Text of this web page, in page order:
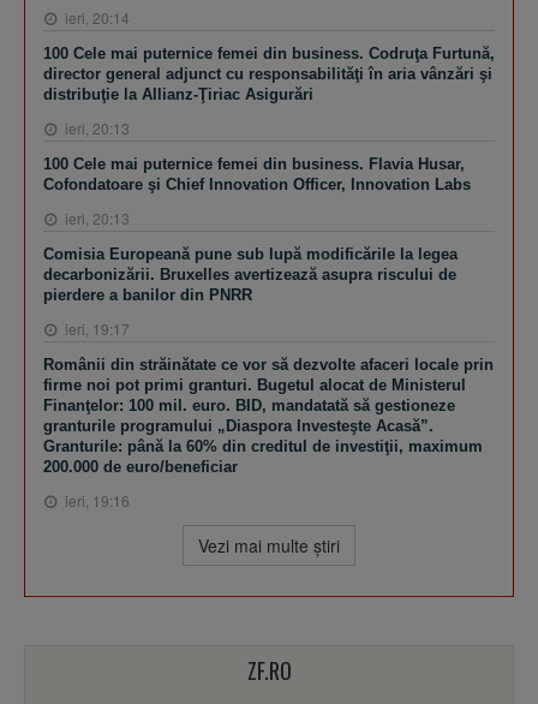
ieri, 20:14
100 Cele mai puternice femei din business. Codruţa Furtună,
director general adjunct cu responsabilităţi în aria vânzări şi
distribuţie la Allianz-Ţiriac Asigurări
ieri, 20:13
100 Cele mai puternice femei din business. Flavia Husar,
Cofondatoare şi Chief Innovation Officer, Innovation Labs
ieri, 20:13
Comisia Europeană pune sub lupă modificările la legea
decarbonizării. Bruxelles avertizează asupra riscului de
pierdere a banilor din PNRR
ieri, 19:17
Românii din străinătate ce vor să dezvolte afaceri locale prin
firme noi pot primi granturi. Bugetul alocat de Ministerul
Finanţelor: 100 mil. euro. BID, mandatată să gestioneze
granturile programului „Diaspora Investeşte Acasă”.
Granturile: până la 60% din creditul de investiţii, maximum
200.000 de euro/beneficiar
ieri, 19:16
Vezi mai multe ştiri
ZF.RO